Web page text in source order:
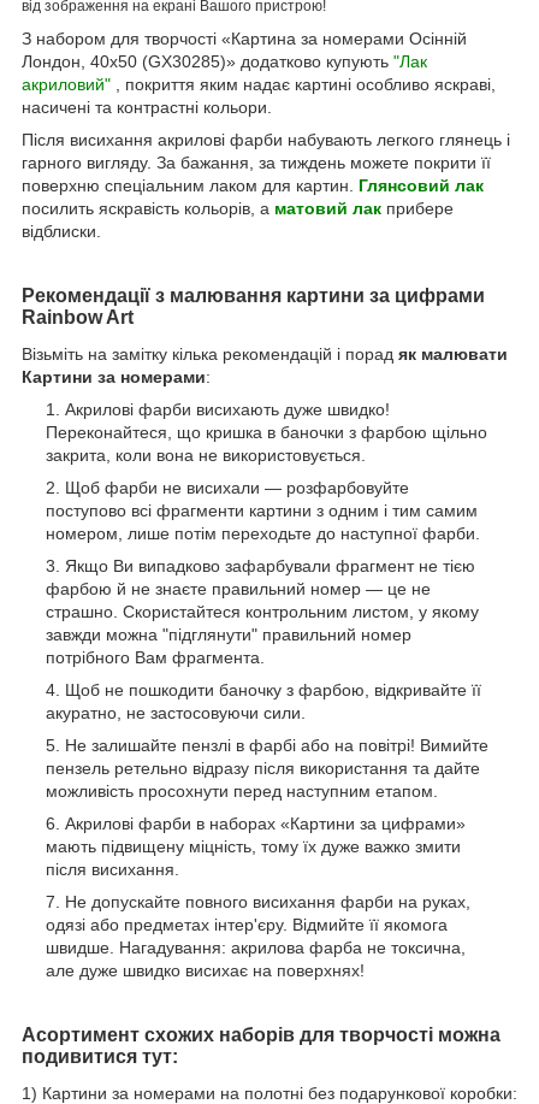
від зображення на екрані Вашого пристрою!
З набором для творчості «Картина за номерами Осінній
Лондон, 40х50 (GX30285)» додатково купують "Лак
акриловий" , покриття яким надає картині особливо яскраві,
насичені та контрастні кольори.
Після висихання акрилові фарби набувають легкого глянець і
гарного вигляду. За бажання, за тиждень можете покрити її
поверхню спеціальним лаком для картин. Глянсовий лак
посилить яскравість кольорів, а матовий лак прибере
відблиски.
Рекомендації з малювання картини за цифрами
Rainbow Art
Візьміть на замітку кілька рекомендацій і порад як малювати
Картини за номерами:
Акрилові фарби висихають дуже швидко!
Переконайтеся, що кришка в баночки з фарбою щільно
закрита, коли вона не використовується.
Щоб фарби не висихали — розфарбовуйте
поступово всі фрагменти картини з одним і тим самим
номером, лише потім переходьте до наступної фарби.
Якщо Ви випадково зафарбували фрагмент не тією
фарбою й не знаєте правильний номер — це не
страшно. Скористайтеся контрольним листом, у якому
завжди можна "підглянути" правильний номер
потрібного Вам фрагмента.
Щоб не пошкодити баночку з фарбою, відкривайте її
акуратно, не застосовуючи сили.
Не залишайте пензлі в фарбі або на повітрі! Вимийте
пензель ретельно відразу після використання та дайте
можливість просохнути перед наступним етапом.
Акрилові фарби в наборах «Картини за цифрами»
мають підвищену міцність, тому їх дуже важко змити
після висихання.
Не допускайте повного висихання фарби на руках,
одязі або предметах інтер'єру. Відмийте її якомога
швидше. Нагадування: акрилова фарба не токсична,
але дуже швидко висихає на поверхнях!
Асортимент схожих наборів для творчості можна
подивитися тут:
1) Картини за номерами на полотні без подарункової коробки: